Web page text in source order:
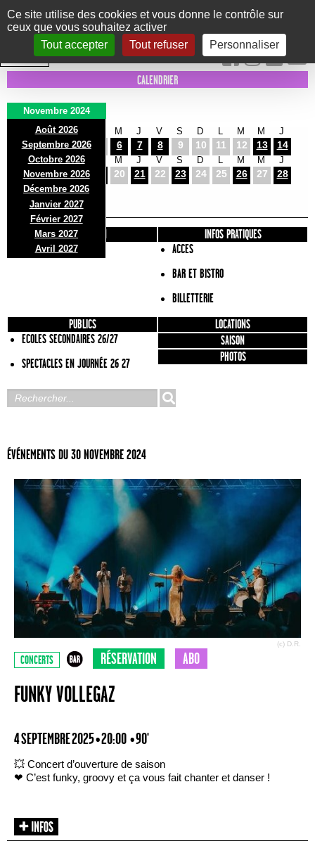
Panneau de gestion des cookies
Ce site utilise des cookies et vous donne le contrôle sur
ceux que vous souhaitez activer
Tout accepter
Tout refuser Personnaliser
Le Marni
CONCERTS DANSE/CIRQUE THÉÂTRE KIDS EXPOS EVENTS
INTRA MUROS
CALENDRIER
Novembre 2024
Août 2026
Septembre 2026
Octobre 2026
Novembre 2026
Décembre 2026
Janvier 2027
Février 2027
Mars 2027
Avril 2027
S
2
D
3
L
4
M
6
J
7
V
8
S
9
D
10 11
M
12
M
13
J
14
S
16
D
17
L
18
M
20
J
21
V
22
S
23
D
24 25
M
26
M
27
J
28
S
30
PRÉSENTATION
INFOS PRATIQUES
ACCES
BAR ET BISTRO
BILLETTERIE
PUBLICS
ECOLES SECONDAIRES 26/27
SPECTACLES EN JOURNÉE 26 27
LOCATIONS
SAISON
PHOTOS
ÉVÉNEMENTS DU 30 NOVEMBRE 2024
(c) D.R.
CONCERTS RÉSERVATION ABO
FUNKY VOLLEGAZ
4 SEPTEMBRE 2025 • 20:00 • 90'
💥 Concert d’ouverture de saison
❤ C’est funky, groovy et ça vous fait chanter et danser !